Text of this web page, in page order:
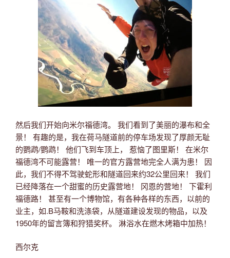
然后我们开始向米尔福德湾。 我们看到了美丽的瀑布和全
景！ 有趣的是，我在荷马隧道前的停车场发现了厚颜无耻
的鹦鹉/鹦鹉！ 他们飞到车顶上， 惹恼了图里斯！ 在米尔
福德湾不可能露营！ 唯一的官方露营地完全人满为患！ 因
此，我们不得不驾驶蛇形和隧道回来约32公里回来！ 我们
已经降落在一个甜蜜的历史露营地！ 冈恩的营地！ 下霍利
福德路！ 甚至有一个博物馆，有各种各样的东西，以前的
业主，如.B马鞍和洗涤袋，从隧道建设发现的物品，以及
1950年的留言簿和狩猎奖杯。 淋浴水在燃木烤箱中加热！
西尔克